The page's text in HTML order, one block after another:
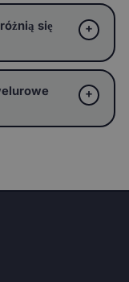
się